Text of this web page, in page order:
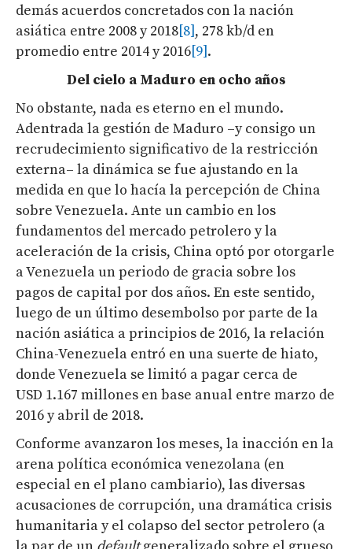
demás acuerdos concretados con la nación
asiática entre 2008 y 2018[8], 278 kb/d en
promedio entre 2014 y 2016[9].
Del cielo a Maduro en ocho años
No obstante, nada es eterno en el mundo.
Adentrada la gestión de Maduro –y consigo un
recrudecimiento significativo de la restricción
externa– la dinámica se fue ajustando en la
medida en que lo hacía la percepción de China
sobre Venezuela. Ante un cambio en los
fundamentos del mercado petrolero y la
aceleración de la crisis, China optó por otorgarle
a Venezuela un periodo de gracia sobre los
pagos de capital por dos años. En este sentido,
luego de un último desembolso por parte de la
nación asiática a principios de 2016, la relación
China-Venezuela entró en una suerte de hiato,
donde Venezuela se limitó a pagar cerca de
USD 1.167 millones en base anual entre marzo de
2016 y abril de 2018.
Conforme avanzaron los meses, la inacción en la
arena política económica venezolana (en
especial en el plano cambiario), las diversas
acusaciones de corrupción, una dramática crisis
humanitaria y el colapso del sector petrolero (a